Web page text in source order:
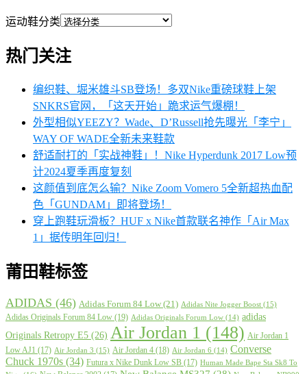
运动鞋分类
热门关注
编织鞋、堀米雄斗SB登场！多双Nike重磅球鞋上架
SNKRS官网，「这天开始」跪求运气爆棚！
外型相似YEEZY？Wade、D’Russell抢先曝光「李宁」
WAY OF WADE全新未来鞋款
舒适耐打的「实战神鞋」！Nike Hyperdunk 2017 Low预
计2024夏季再度复刻
这颜值到底怎么输？Nike Zoom Vomero 5全新超热血配
色「GUNDAM」即将登场！
穿上跑鞋玩滑板？HUF x Nike首款联名神作「Air Max
1」据传明年回归！
莆田鞋标签
ADIDAS (46) Adidas Forum 84 Low (21) Adidas Nite Jogger Boost (15)
Adidas Originals Forum 84 Low (19) Adidas Originals Forum Low (14) adidas
Originals Retropy E5 (26) Air Jordan 1 (148) Air Jordan 1
Low AJ1 (17) Air Jordan 3 (15) Air Jordan 4 (18) Air Jordan 6 (14) Converse
Chuck 1970s (34) Futura x Nike Dunk Low SB (17) Human Made Bape Sta Sk8 To